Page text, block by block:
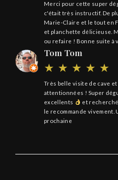
Merci pour cette super
c'était très instructif. De
Marie-Claire et le tout en
et planchette délicieuse.
ou refaire ! Bonne suite à
Tom Tom
Très belle visite de cave
attentionnées ! Super
excellents
et
le recommande vivement.
prochaine